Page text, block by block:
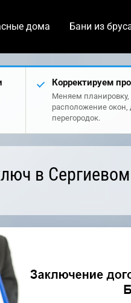
дома Бани из
Корректируем
Меняем планировку,
расположение окон,
перегородок.
в Сергиевом